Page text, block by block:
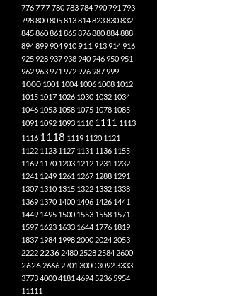
776777780783784790791 793
798800805813814823830832
845860861 865876880884888
894899904910 911 913914916
925928937938940946950951
962963971 972976987999
1000 1001 1004 1006 1008 1012
1015 1017 1026 1030 1032 1034
1046 1053 1058 1075 1078 1085
1091 1092 1093 1110 1111 1113
1116 1118 1119 1120 1121
1122 1123 1127 1131 1136 1155
1169 1170 1203 1212 1231 1232
1241 1249 1261 1267 1288 1291
1307 1310 1315 1322 1332 1338
1369 1370 1400 1406 1426 1441
1449 1495 1500 1553 1558 1571
1597 1623 1633 1644 1776 1819
1837 1984 1998 2000 2024 2053
2222 2236 2480 2528 2584 2600
2626 2666 2701 300030923333
377340004181 4694 5236 5954
11111